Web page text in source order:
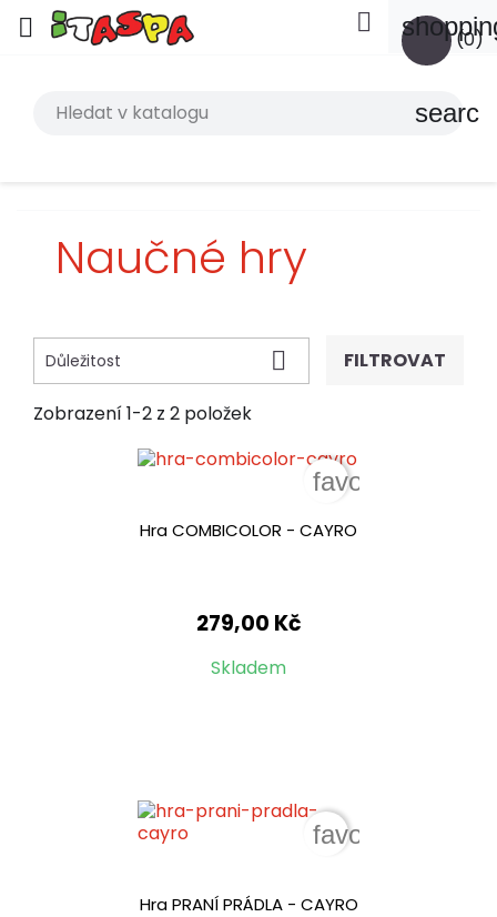
 (0)

search
Naučné hry
Důležitost  FILTROVAT
Zobrazení 1-2 z 2 položek
Hra COMBICOLOR - CAYRO
279,00 Kč
Skladem
favorite_border
Hra PRANÍ PRÁDLA - CAYRO
favorite_border